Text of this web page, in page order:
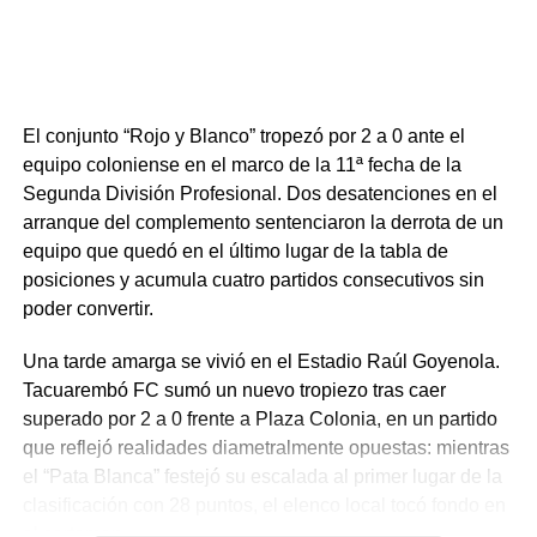
El conjunto “Rojo y Blanco” tropezó por 2 a 0 ante el
equipo coloniense en el marco de la 11ª fecha de la
Segunda División Profesional. Dos desatenciones en el
arranque del complemento sentenciaron la derrota de un
equipo que quedó en el último lugar de la tabla de
posiciones y acumula cuatro partidos consecutivos sin
poder convertir.
Una tarde amarga se vivió en el Estadio Raúl Goyenola.
Tacuarembó FC sumó un nuevo tropiezo tras caer
superado por 2 a 0 frente a Plaza Colonia, en un partido
que reflejó realidades diametralmente opuestas: mientras
el “Pata Blanca” festejó su escalada al primer lugar de la